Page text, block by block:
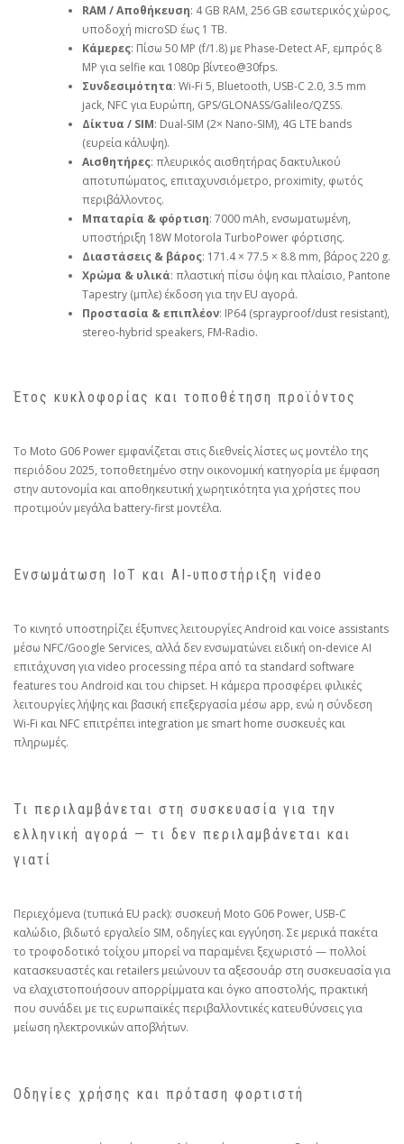
RAM / Αποθήκευση: 4 GB RAM, 256 GB εσωτερικός χώρος,
υποδοχή microSD έως 1 TB.
Κάμερες: Πίσω 50 MP (f/1.8) με Phase‑Detect AF, εμπρός 8
MP για selfie και 1080p βίντεο@30fps.
Συνδεσιμότητα: Wi‑Fi 5, Bluetooth, USB‑C 2.0, 3.5 mm
jack, NFC για Ευρώπη, GPS/GLONASS/Galileo/QZSS.
Δίκτυα / SIM: Dual‑SIM (2× Nano‑SIM), 4G LTE bands
(ευρεία κάλυψη).
Αισθητήρες: πλευρικός αισθητήρας δακτυλικού
αποτυπώματος, επιταχυνσιόμετρο, proximity, φωτός
περιβάλλοντος.
Μπαταρία & φόρτιση: 7000 mAh, ενσωματωμένη,
υποστήριξη 18W Motorola TurboPower φόρτισης.
Διαστάσεις & βάρος: 171.4 × 77.5 × 8.8 mm, βάρος 220 g.
Χρώμα & υλικά: πλαστική πίσω όψη και πλαίσιο, Pantone
Tapestry (μπλε) έκδοση για την EU αγορά.
Προστασία & επιπλέον: IP64 (sprayproof/dust resistant),
stereo‑hybrid speakers, FM‑Radio.
Έτος κυκλοφορίας και τοποθέτηση προϊόντος
Το Moto G06 Power εμφανίζεται στις διεθνείς λίστες ως μοντέλο της
περιόδου 2025, τοποθετημένο στην οικονομική κατηγορία με έμφαση
στην αυτονομία και αποθηκευτική χωρητικότητα για χρήστες που
προτιμούν μεγάλα battery‑first μοντέλα.
Ενσωμάτωση IoT και AI‑υποστήριξη video
Το κινητό υποστηρίζει έξυπνες λειτουργίες Android και voice assistants
μέσω NFC/Google Services, αλλά δεν ενσωματώνει ειδική on‑device AI
επιτάχυνση για video processing πέρα από τα standard software
features του Android και του chipset. Η κάμερα προσφέρει φιλικές
λειτουργίες λήψης και βασική επεξεργασία μέσω app, ενώ η σύνδεση
Wi‑Fi και NFC επιτρέπει integration με smart home συσκευές και
πληρωμές.
Τι περιλαμβάνεται στη συσκευασία για την
ελληνική αγορά — τι δεν περιλαμβάνεται και
γιατί
Περιεχόμενα (τυπικά EU pack): συσκευή Moto G06 Power, USB‑C
καλώδιο, βιδωτό εργαλείο SIM, οδηγίες και εγγύηση. Σε μερικά πακέτα
το τροφοδοτικό τοίχου μπορεί να παραμένει ξεχωριστό — πολλοί
κατασκευαστές και retailers μειώνουν τα αξεσουάρ στη συσκευασία για
να ελαχιστοποιήσουν απορρίμματα και όγκο αποστολής, πρακτική
που συνάδει με τις ευρωπαϊκές περιβαλλοντικές κατευθύνσεις για
μείωση ηλεκτρονικών αποβλήτων.
Οδηγίες χρήσης και πρόταση φορτιστή